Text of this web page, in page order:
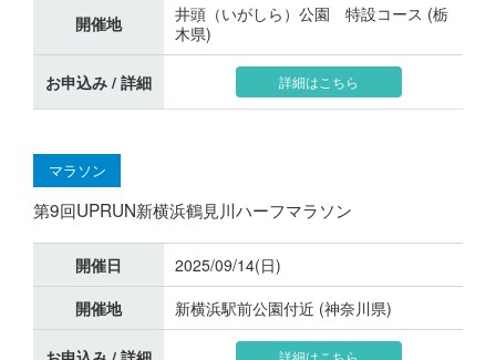
開催地
井頭（いがしら）公園 特設コース (栃
木県)
お申込み / 詳細 詳細はこちら
マラソン
第9回UPRUN新横浜鶴見川ハーフマラソン
開催日
2025/09/14(日)
開催地
新横浜駅前公園付近 (神奈川県)
詳細はこちら